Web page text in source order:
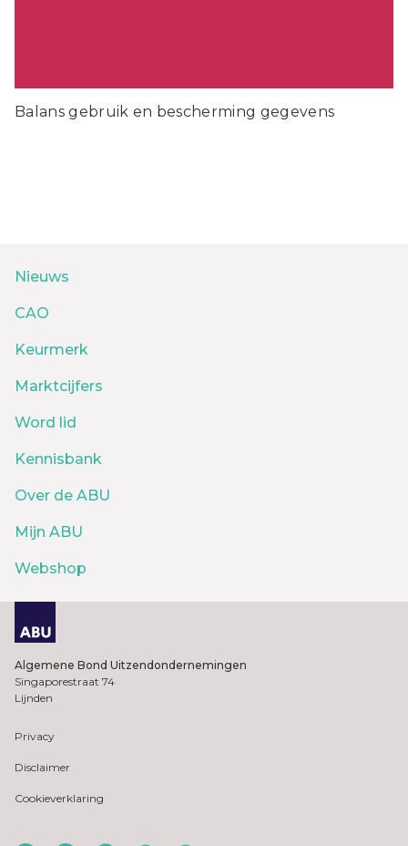
Balans gebruik en bescherming gegevens
Nieuws
CAO
Keurmerk
Marktcijfers
Word lid
Kennisbank
Over de ABU
Mijn ABU
Webshop
Algemene Bond Uitzendondernemingen
Singaporestraat 74
Lijnden
Privacy
Disclaimer
Cookieverklaring